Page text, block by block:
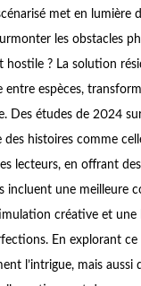
met en lumière
les obstacles
hostile ? La solution
espèces,
Des études de 2024
histoires comme
lecteurs, en offrant
incluent une meilleure
créative et une
En explorant
l’intrigue, mais aussi